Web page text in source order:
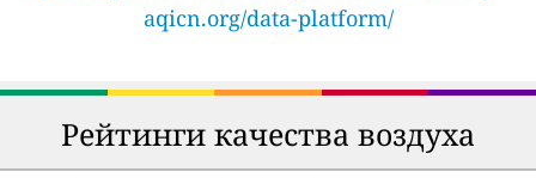
aqicn.org/data-platform/
Рейтинги качества воздуха